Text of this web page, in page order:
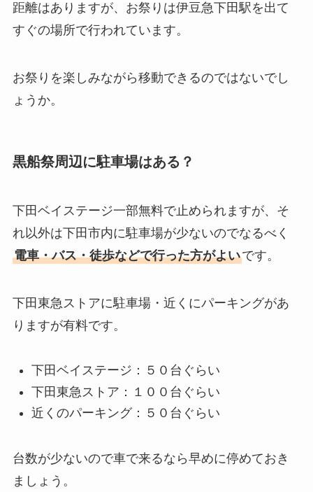
距離はありますが、お祭りは伊豆急下田駅を出て
すぐの場所で行われています。
お祭りを楽しみながら移動できるのではないでし
ょうか。
黒船祭周辺に駐車場はある？
下田ベイステージ一部無料で止められますが、そ
れ以外は下田市内に駐車場が少ないのでなるべく
電車・バス・徒歩などで行った方がよいです。
下田東急ストアに駐車場・近くにパーキングがあ
りますが有料です。
下田ベイステージ：５０台ぐらい
下田東急ストア：１００台ぐらい
近くのパーキング：５０台ぐらい
台数が少ないので車で来るなら早めに停めておき
ましょう。